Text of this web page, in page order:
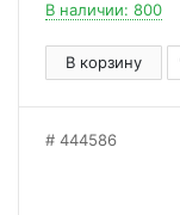
В наличии: 800
В корзину
444586